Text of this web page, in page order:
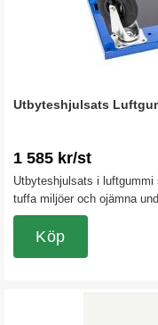
Utbyteshjulsats
1 585 kr/st
Utbyteshjulsats i
tuffa miljöer och ojämna
Köp